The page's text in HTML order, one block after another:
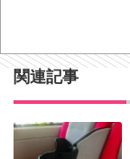
関連記事